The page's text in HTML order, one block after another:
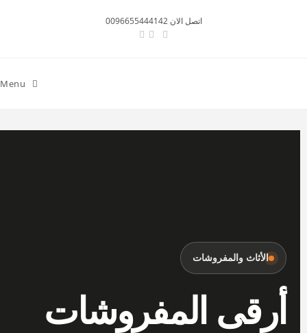
اتصل الان 0096655444142
Menu
الأثاث والمفروشات
أرقى المفروشات